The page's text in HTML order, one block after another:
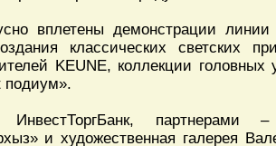
вплетены демонстрации линии
классических светских
KEUNE, коллекции головных
подиум».
партнерами
и художественная галерея